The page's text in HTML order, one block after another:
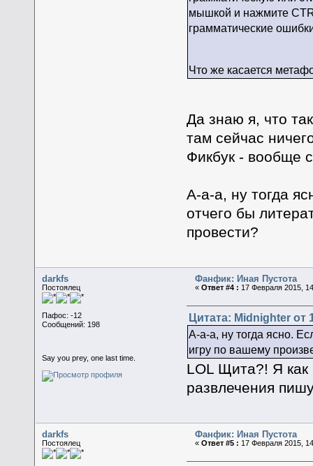
мышкой и нажмите
грамматические
Что же касается
Да знаю я, что
там сейчас
Фикбук - вообще
А-а-а, ну тогда
отчего бы
провести?
darkfs
Постоялец
Пафос: -12
Сообщений: 198
Say you prey, one last time.
Фанфик: Иная Пустота
«Ответ #4 : 17 Февраля 2015,
Цитата: Midnighter от
А-а-а, ну тогда ясно.
игру по вашему
LOL Щита?! Я как
развлечения
darkfs
Постоялец
Фанфик: Иная Пустота
«Ответ #5 : 17 Февраля 2015,